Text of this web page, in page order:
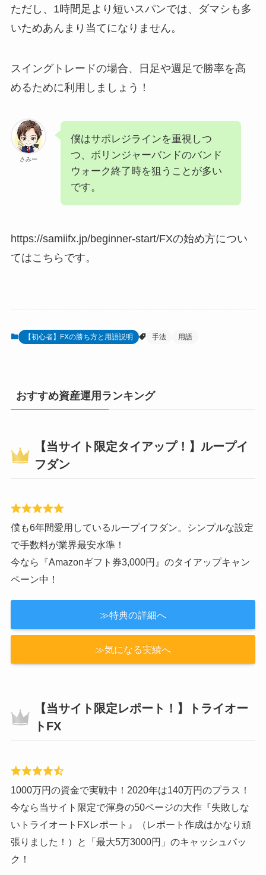
ただし、1時間足より短いスパンでは、ダマシも多
いためあんまり当てになりません。
スイングトレードの場合、日足や週足で勝率を高
めるために利用しましょう！
さみー
僕はサポレジラインを重視しつ
つ、ボリンジャーバンドのバンド
ウォーク終了時を狙うことが多い
です。
https://samiifx.jp/beginner-start/FXの始め方につい
てはこちらです。
【初心者】FXの勝ち方と用語説明 手法 用語
おすすめ資産運用ランキング
【当サイト限定タイアップ！】ループイ
フダン
今なら『Amazonギフト券3,000円』のタイアップキャン
ペーン中！
≫気になる実績へ